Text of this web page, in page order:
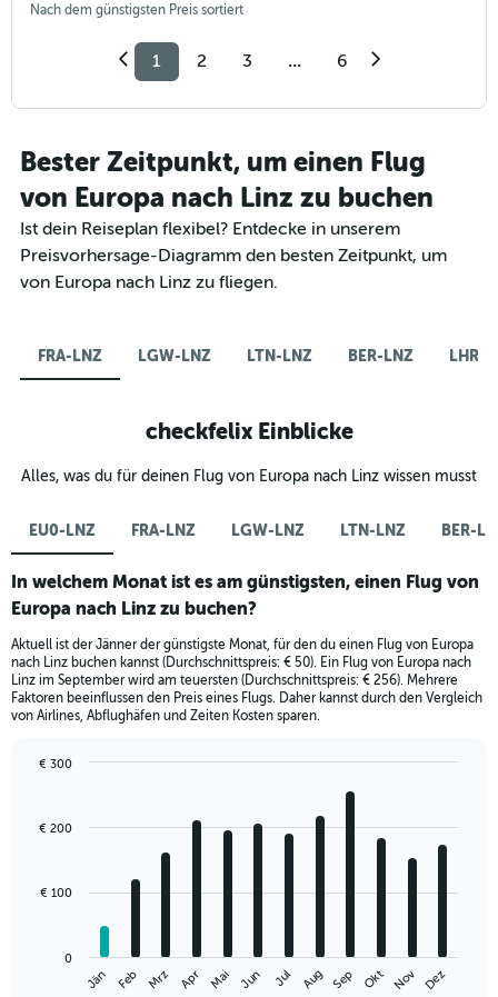
Nach dem günstigsten Preis sortiert
1 2 3 ... 6
Bester Zeitpunkt, um einen Flug
von Europa nach Linz zu buchen
Ist dein Reiseplan flexibel? Entdecke in unserem
Preisvorhersage-Diagramm den besten Zeitpunkt, um
von Europa nach Linz zu fliegen.
FRA-LNZ LGW-LNZ LTN-LNZ BER-LNZ LHR-
checkfelix Einblicke
Alles, was du für deinen Flug von Europa nach Linz wissen musst
EU0-LNZ FRA-LNZ LGW-LNZ LTN-LNZ BER-
In welchem Monat ist es am günstigsten, einen Flug von
Europa nach Linz zu buchen?
Aktuell ist der Jänner der günstigste Monat, für den du einen Flug von Europa
nach Linz buchen kannst (Durchschnittspreis: € 50). Ein Flug von Europa nach
Linz im September wird am teuersten (Durchschnittspreis: € 256). Mehrere
Faktoren beeinflussen den Preis eines Flugs. Daher kannst durch den Vergleich
von Airlines, Abflughäfen und Zeiten Kosten sparen.
12
The
Jän Feb Mrz Apr Mai Jun Jul Aug Sep Okt Nov Dez
0
€ 100
€ 200
€ 300